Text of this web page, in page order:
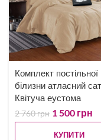
Комплект постільної
білизни атласний
Квітуча еустома
2 760грн 1 500 грн
КУПИТИ